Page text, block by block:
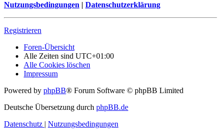
Nutzungsbedingungen | Datenschutzerklärung
Registrieren
Foren-Übersicht
Alle Zeiten sind UTC+01:00
Alle Cookies löschen
Impressum
Powered by phpBB® Forum Software © phpBB Limited
Deutsche Übersetzung durch phpBB.de
Datenschutz | Nutzungsbedingungen